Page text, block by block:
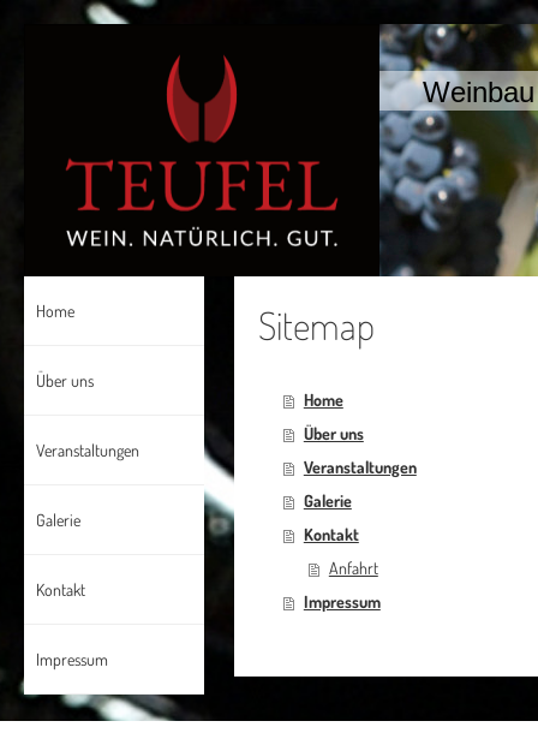
Home
Über uns
Veranstaltungen
Galerie
Kontakt
Impressum
Sitemap
Home
Über uns
Veranstaltungen
Galerie
Kontakt
Anfahrt
Impressum